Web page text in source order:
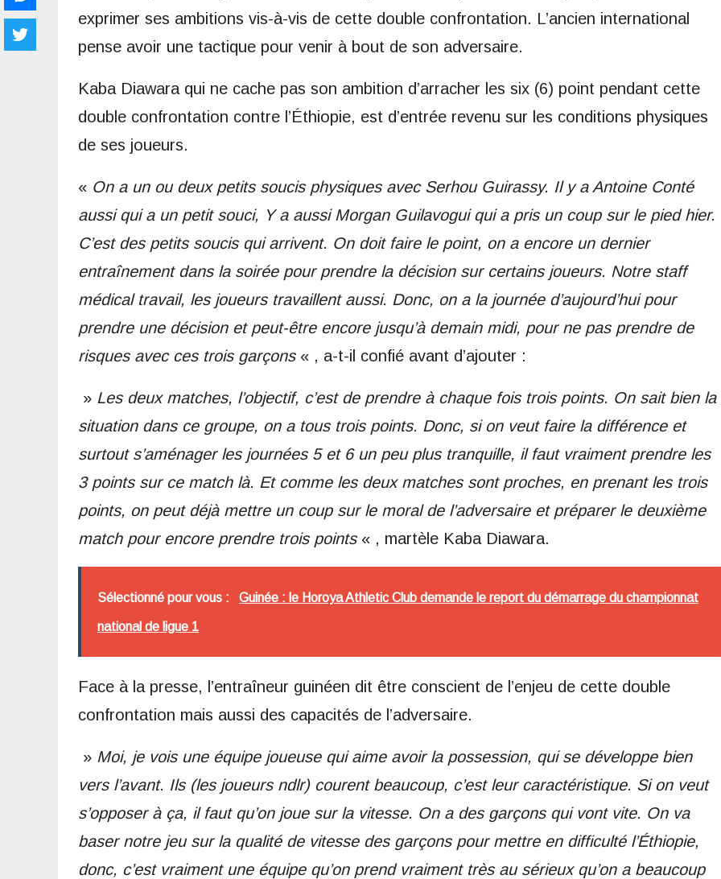
exprimer ses ambitions vis-à-vis de cette double confrontation. L’ancien international
pense avoir une tactique pour venir à bout de son adversaire.
Kaba Diawara qui ne cache pas son ambition d’arracher les six (6) point pendant cette
double confrontation contre l’Éthiopie, est d’entrée revenu sur les conditions physiques
de ses joueurs.
« On a un ou deux petits soucis physiques avec Serhou Guirassy. Il y a Antoine Conté
aussi qui a un petit souci, Y a aussi Morgan Guilavogui qui a pris un coup sur le pied hier.
C’est des petits soucis qui arrivent. On doit faire le point, on a encore un dernier
entraînement dans la soirée pour prendre la décision sur certains joueurs. Notre staff
médical travail, les joueurs travaillent aussi. Donc, on a la journée d’aujourd’hui pour
prendre une décision et peut-être encore jusqu’à demain midi, pour ne pas prendre de
risques avec ces trois garçons« , a-t-il confié avant d’ajouter :
» Les deux matches, l’objectif, c’est de prendre à chaque fois trois points. On sait bien la
situation dans ce groupe, on a tous trois points. Donc, si on veut faire la différence et
surtout s’aménager les journées 5 et 6 un peu plus tranquille, il faut vraiment prendre les
3 points sur ce match là. Et comme les deux matches sont proches, en prenant les trois
points, on peut déjà mettre un coup sur le moral de l’adversaire et préparer le deuxième
match pour encore prendre trois points« , martèle Kaba Diawara.
Sélectionné pour vous : Guinée : le Horoya Athletic Club demande le report du démarrage du championnat
national de ligue 1
Face à la presse, l’entraîneur guinéen dit être conscient de l’enjeu de cette double
confrontation mais aussi des capacités de l’adversaire.
» Moi, je vois une équipe joueuse qui aime avoir la possession, qui se développe bien
vers l’avant. Ils (les joueurs ndlr) courent beaucoup, c’est leur caractéristique. Si on veut
s’opposer à ça, il faut qu’on joue sur la vitesse. On a des garçons qui vont vite. On va
baser notre jeu sur la qualité de vitesse des garçons pour mettre en difficulté l’Éthiopie,
donc, c’est vraiment une équipe qu’on prend vraiment très au sérieux qu’on a beaucoup